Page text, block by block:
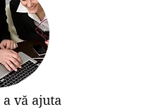
vă ajuta